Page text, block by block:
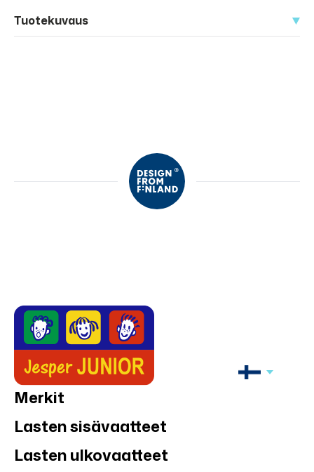
Tuotekuvaus
Merkit
Lasten sisävaatteet
Lasten ulkovaatteet